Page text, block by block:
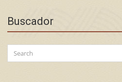
Buscador
Search
for: